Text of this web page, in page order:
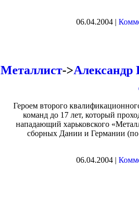
06.04.2004 |
Металлист->
Героем второго
команд до 17 лет, который
нападающий харьковского
сборных Дании и Германии
06.04.2004 |